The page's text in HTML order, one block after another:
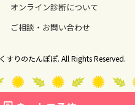
オンライン診断について
ご相談・お問い合わせ
りのたんぽぽ. All Rights Reserved.